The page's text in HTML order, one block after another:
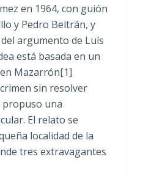
en 1964, con guión
y Pedro Beltrán, y
argumento de Luís
está basada en un
Mazarrón[1]
sin resolver
propuso una
El relato se
localidad de la
tres extravagantes